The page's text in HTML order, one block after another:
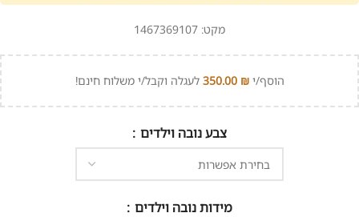
מקט: 1467369107
הוסף/י 350.00 ₪ לעגלה וקבל/י משלוח חינם!
צבע נובה וילדים
מידות נובה וילדים